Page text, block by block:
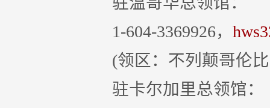
1-604-3369926，
(领区：不列颠哥伦比
驻卡尔加里总领馆：